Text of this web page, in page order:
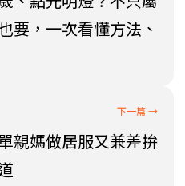
要，一次看懂方法、
親媽做居服又兼差拚